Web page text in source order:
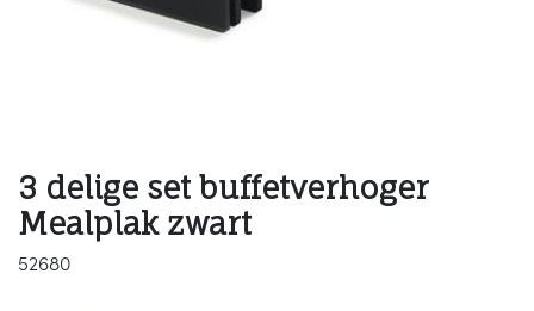
3 delige set buffetverhoger
Mealplak zwart
52680